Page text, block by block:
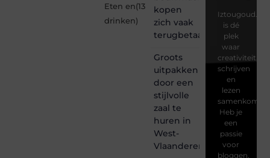
Eten en
drinken
(13
)
kopen
zich vaak
terugbetaalt
Groots
uitpakken
door een
stijlvolle
zaal te
huren in
West-
Vlaanderen
Iztougoud.be
is dé
plek
waar
creativiteit,
schrijven
en
lezen
samenkomen.
Heb je
een
passie
voor
bloggen,